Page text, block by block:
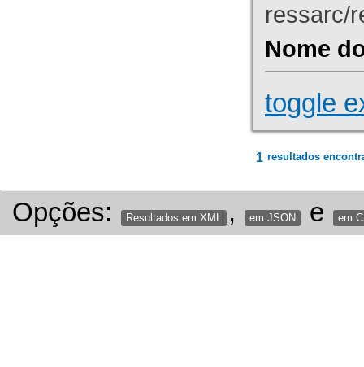
ressarc/
Nome
toggle
1 resultados
Opções: Resultados em XML , em JSON e em